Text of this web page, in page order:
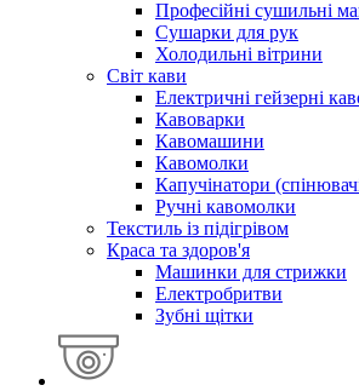
Професійні сушильні
Сушарки для рук
Холодильні вітрини
Світ кави
Електричні гейзерні
Кавоварки
Кавомашини
Кавомолки
Капучінатори
Ручні кавомолки
Текстиль із підігрівом
Краса та здоров'я
Машинки для стрижки
Електробритви
Зубні щітки